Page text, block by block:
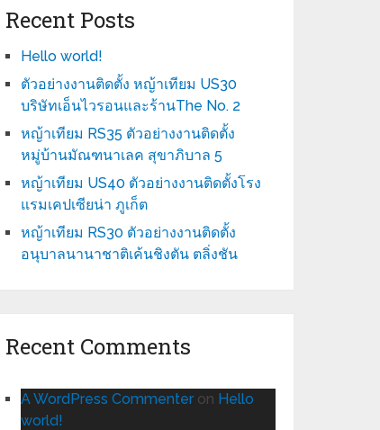
Recent Posts
Hello world!
ตัวอย่างงานติดตั้ง หญ้าเทียม US30
บริษัทเอ็นไวรอนและร้านThe No. 2
หญ้าเทียม RS35 ตัวอย่างงานติดตั้ง
หมู่บ้านมัณฑนาเลค สุขาภิบาล 5
หญ้าเทียม US40 ตัวอย่างงานติดตั้งโรง
แรมเคปเซียน่า ภูเก็ต
หญ้าเทียม RS30 ตัวอย่างงานติดตั้ง
อนุบาลนานาชาติเค้นชิงตัน ตลิ่งชัน
Recent Comments
A WordPress Commenter on Hello
world!